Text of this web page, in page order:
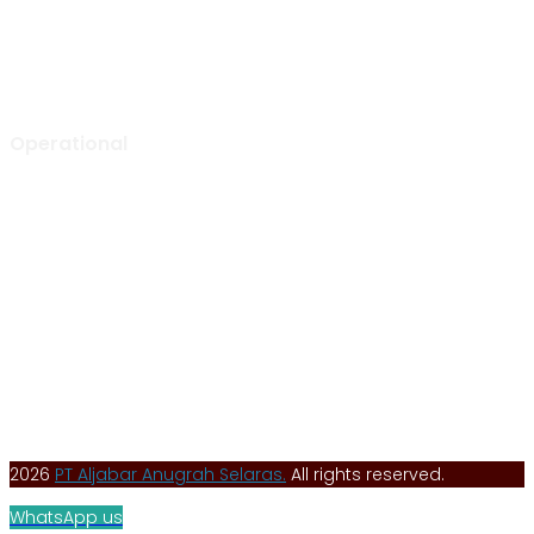
2026 PT Aljabar Anugrah Selaras. All rights reserved.
WhatsApp us